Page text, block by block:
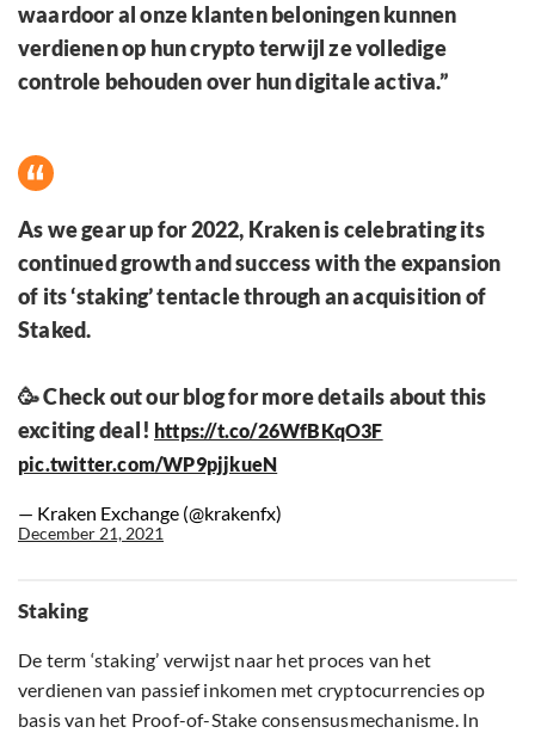
waardoor al onze klanten beloningen kunnen
verdienen op hun crypto terwijl ze volledige
controle behouden over hun digitale activa.”
As we gear up for 2022, Kraken is celebrating its
continued growth and success with the expansion
of its ‘staking’ tentacle through an acquisition of
Staked.
🥳 Check out our blog for more details about this
exciting deal! https://t.co/26WfBKqO3F
pic.twitter.com/WP9pjjkueN
— Kraken Exchange (@krakenfx)
December 21, 2021
Staking
De term ‘staking’ verwijst naar het proces van het
verdienen van passief inkomen met cryptocurrencies op
basis van het Proof-of-Stake consensusmechanisme. In